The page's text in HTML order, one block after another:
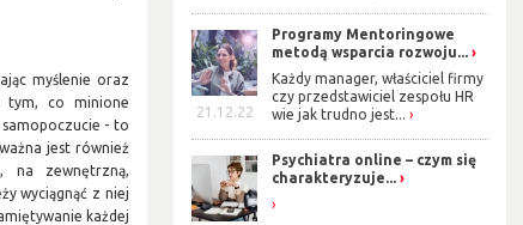
myślenie oraz
tym, co minione
samopoczucie - to
jest również
na zewnętrzną,
wyciągnąć z niej
każdej
21.12.22
Programy Mentoringowe
metodą wsparcia rozwoju...
Każdy manager, właściciel firmy
czy przedstawiciel zespołu HR
wie jak trudno jest...
Psychiatra online – czym się
charakteryzuje...